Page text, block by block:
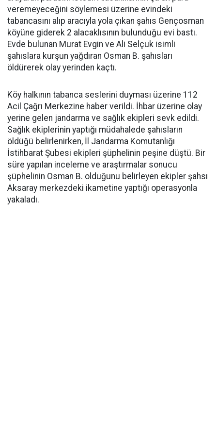
veremeyeceğini söylemesi üzerine evindeki
tabancasını alıp aracıyla yola çıkan şahıs Gençosman
köyüne giderek 2 alacaklısının bulunduğu evi bastı.
Evde bulunan Murat Evgin ve Ali Selçuk isimli
şahıslara kurşun yağdıran Osman B. şahısları
öldürerek olay yerinden kaçtı.
Köy halkının tabanca seslerini duyması üzerine 112
Acil Çağrı Merkezine haber verildi. İhbar üzerine olay
yerine gelen jandarma ve sağlık ekipleri sevk edildi.
Sağlık ekiplerinin yaptığı müdahalede şahısların
öldüğü belirlenirken, İl Jandarma Komutanlığı
İstihbarat Şubesi ekipleri şüphelinin peşine düştü. Bir
süre yapılan inceleme ve araştırmalar sonucu
şüphelinin Osman B. olduğunu belirleyen ekipler şahsı
Aksaray merkezdeki ikametine yaptığı operasyonla
yakaladı.